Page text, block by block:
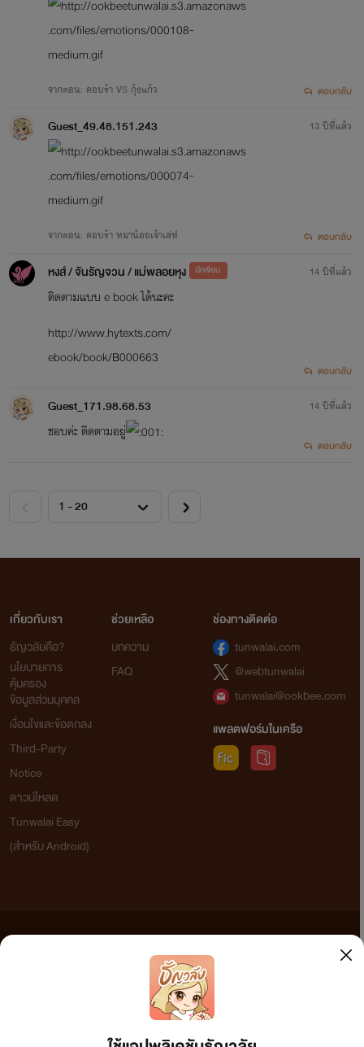
จากตอน: คอบร้า VS กุ้งแก้ว ตอบกลับ
Guest_49.48.151.243
จากตอน: คอบร้า หมาน้อยเจ้าเล่ห์
13 ปีที่แล้ว
ตอบกลับ
หงส์ / จันรัญจวน / แม่พลอยหุง นักเขียน
ติดตามแบบ e book ได้นะคะ
http://www.hytexts.com/
ebook/book/B000663
14 ปีที่แล้ว
ตอบกลับ
Guest_171.98.68.53
ชอบค่ะ ติดตามอยู่
14 ปีที่แล้ว
ตอบกลับ
เกี่ยวกับเรา
ธัญวลัยคือ?
นโยบายการ
คุ้มครอง
ข้อมูลส่วนบุคคล
เงื่อนไขและข้อตกลง
Third-Party
Notice
ดาวน์โหลด
Tunwalai Easy
(สำหรับ Android)
ช่วยเหลือ
บทความ
FAQ
ช่องทางติดต่อ
tunwalai.com
@webtunwalai
tunwalai@ookbee.com
แพลตฟอร์มในเครือ
เว็บไซต์แห่งนี้ไม่ได้เห็นด้วยและไม่ขอรับผิดชอบต่อข้อความใดๆ ทั้งสิ้น ดังนั้นผู้อ่านทุกท่านโปรดใช้
วิจารณญาณในการกลั่นกรองด้วยตนเอง และหากท่านพบข้อความใดๆ ที่ขัดต่อกฎหมายและศีลธรรม
กรุณาแจ้งมาที่ tunwalai@ookbee.com เพื่อทีมงานจะได้ดำเนินการในทันที ทั้งนี้ ทางเว็บไซต์ขอสงวน
ลิขสิทธิ์ตามพระราชบัญญัติลิขสิทธิ์ (ฉบับเพิ่มเติม) พ.ศ.2558